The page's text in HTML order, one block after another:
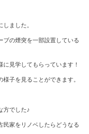
ました。
ブの煙突を一部設置している
見学してもらっています！
子を見ることができます。
方でした♪
民家をリノベしたらどうなる